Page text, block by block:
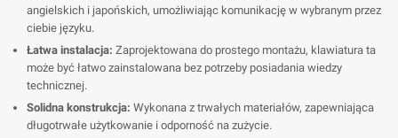
angielskich i japońskich, umożliwiając komunikację w wybranym przez
ciebie języku.
Łatwa instalacja: Zaprojektowana do prostego montażu, klawiatura ta
może być łatwo zainstalowana bez potrzeby posiadania wiedzy
technicznej.
Solidna konstrukcja: Wykonana z trwałych materiałów, zapewniająca
długotrwałe użytkowanie i odporność na zużycie.